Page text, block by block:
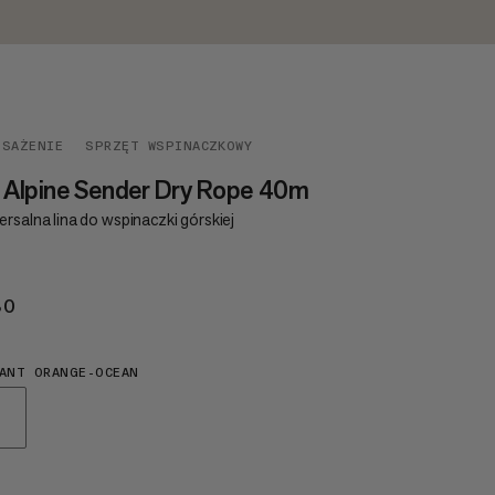
SPRZĘT WSPINACZKOWY
Sender Dry Rope 40m
lina do wspinaczki górskiej
ORANGE-OCEAN